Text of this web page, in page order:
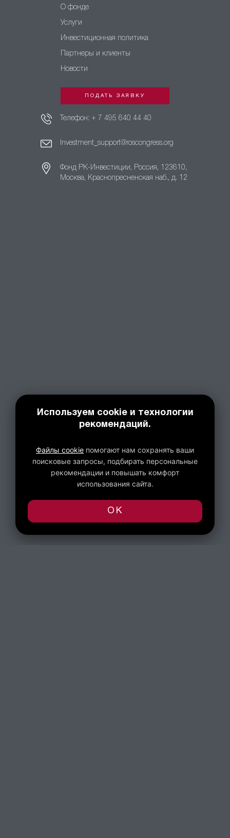
Используем cookie и технологии
рекомендаций.
Файлы cookie помогают нам сохранять ваши
поисковые запросы, подбирать персональные
рекомендации и повышать комфорт
использования сайта.
OK
О фонде
Услуги
Инвестиционная политика
Партнеры и клиенты
Новости
ПОДАТЬ ЗАЯВКУ
Телефон: + 7 495 640 44 40
Investment_support@roscongress.org
Фонд РК-Инвестиции, Россия, 123610,
Москва, Краснопресненская наб., д. 12